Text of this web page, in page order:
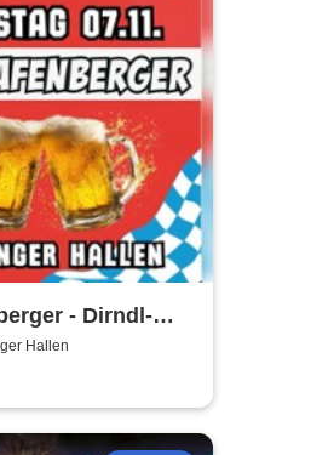
- Dirndl-
Hallen